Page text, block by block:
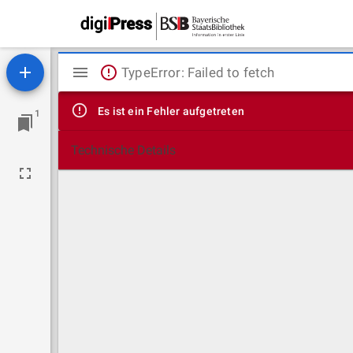
1
Mirador
Viewer
TypeError: Failed to fetch
Es ist ein Fehler aufgetreten
Technische Details